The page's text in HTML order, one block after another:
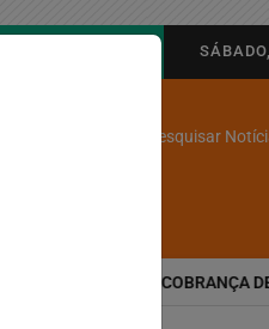
Pesquisar
MUDA COBRANÇA DE